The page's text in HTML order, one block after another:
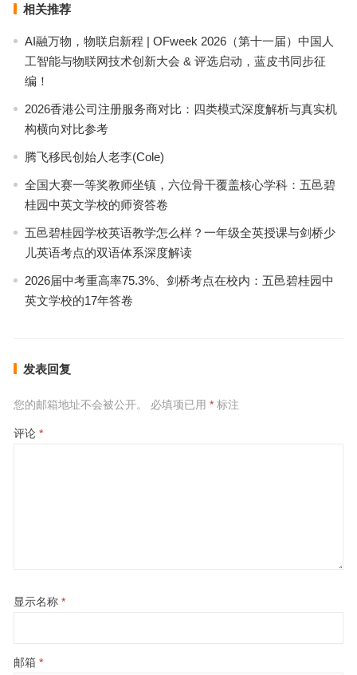
相关推荐
AI融万物，物联启新程 | OFweek 2026（第十一届）中国人
工智能与物联网技术创新大会 & 评选启动，蓝皮书同步征
编！
2026香港公司注册服务商对比：四类模式深度解析与真实机
构横向对比参考
腾飞移民创始人老李(Cole)
全国大赛一等奖教师坐镇，六位骨干覆盖核心学科：五邑碧
桂园中英文学校的师资答卷
五邑碧桂园学校英语教学怎么样？一年级全英授课与剑桥少
儿英语考点的双语体系深度解读
2026届中考重高率75.3%、剑桥考点在校内：五邑碧桂园中
英文学校的17年答卷
发表回复
您的邮箱地址不会被公开。 必填项已用 *标注
评论 *
显示名称 *
邮箱 *